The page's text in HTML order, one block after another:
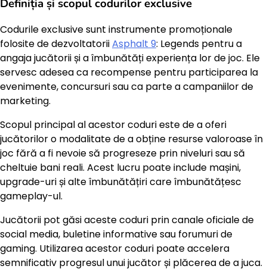
Definiția și scopul codurilor exclusive
Codurile exclusive sunt instrumente promoționale
folosite de dezvoltatoriiAsphalt 9: Legends pentru a
angaja jucătorii și a îmbunătăți experiența lor de joc. Ele
servesc adesea ca recompense pentru participarea la
evenimente, concursuri sau ca parte a campaniilor de
marketing.
Scopul principal al acestor coduri este de a oferi
jucătorilor o modalitate de a obține resurse valoroase în
joc fără a fi nevoie să progreseze prin niveluri sau să
cheltuie bani reali. Acest lucru poate include mașini,
upgrade-uri și alte îmbunătățiri care îmbunătățesc
gameplay-ul.
Jucătorii pot găsi aceste coduri prin canale oficiale de
social media, buletine informative sau forumuri de
gaming. Utilizarea acestor coduri poate accelera
semnificativ progresul unui jucător și plăcerea de a juca.